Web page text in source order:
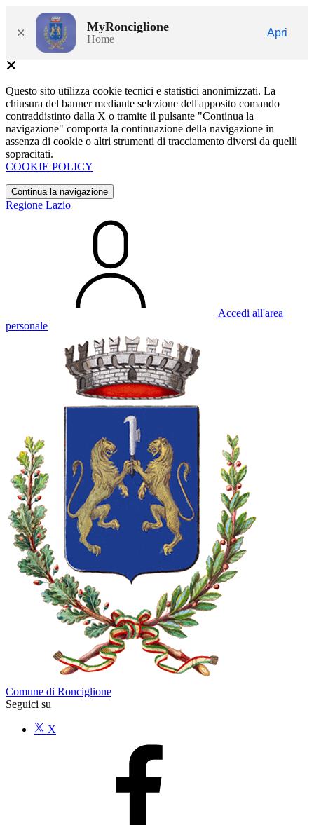
× MyRonciglione
Home
Apri
Questo sito utilizza cookie tecnici e statistici anonimizzati. La
chiusura del banner mediante selezione dell'apposito comando
contraddistinto dalla X o tramite il pulsante "Continua la
navigazione" comporta la continuazione della navigazione in
assenza di cookie o altri strumenti di tracciamento diversi da quelli
sopracitati.
COOKIE POLICY
Continua la navigazione
Regione Lazio
Accedi all'area
personale
Comune di Ronciglione
Seguici su
X